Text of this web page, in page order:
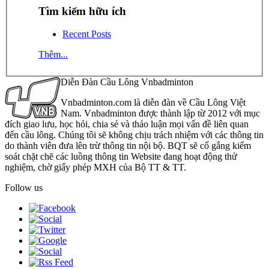
Tìm kiếm hữu ích
Recent Posts
Thêm...
Diễn Đàn Cầu Lông Vnbadminton
Vnbadminton.com là diễn đàn về Cầu Lông Việt
Nam. Vnbadminton được thành lập từ 2012 với mục
đích giao lưu, học hỏi, chia sẻ và thảo luận mọi vấn đề liên quan
đến cầu lông. Chúng tôi sẽ không chịu trách nhiệm với các thông tin
do thành viên đưa lên trừ thông tin nội bộ. BQT sẽ cố gắng kiểm
soát chặt chẽ các luồng thông tin Website đang hoạt động thử
nghiệm, chờ giấy phép MXH của Bộ TT & TT.
Follow us